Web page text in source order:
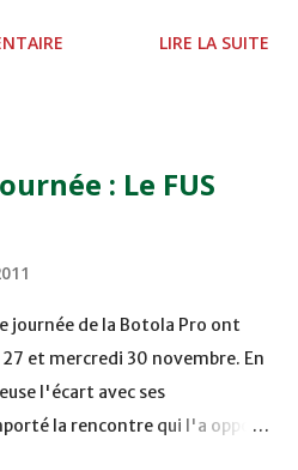
16h30 OCK 0 - 1 HUSA
- OCS au COMPLEXE SPORTIF
pour cause de finale de la
LIRE LA SUITE
: Le FUS
journée de la Botola Pro ont
et mercredi 30 novembre. En
l'écart avec ses
la rencontre qui l'a opposé